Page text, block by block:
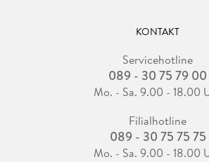
KONTAKT
Servicehotline
089 - 30 75 79 00
Mo. - Sa. 9.00 - 18.00
Filialhotline
089 - 30 75 75 75
Mo. - Sa. 9.00 - 18.00